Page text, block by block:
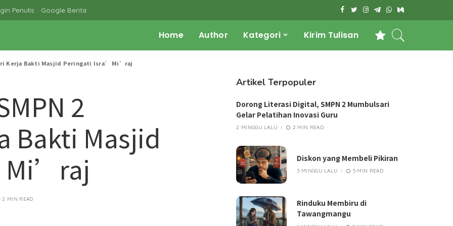
Penulis Google Berita
Home Author Kategori Kirim Tulisan
Kerja Bakti Masjid Peringati Isra’ Mi’raj
2
Bakti Masjid
Mi’raj
2 MIN READ
Artikel Terpopuler
Dorong Literasi Digital, SMPN 2 Mumbulsari
Gelar Pelatihan Inovasi Guru
2 MINGGU LALU 2 MIN READ
Diskon yang Membeli Pikiran
3 MINGGU LALU 5 MIN READ
Rinduku Membiru di
Tawangmangu